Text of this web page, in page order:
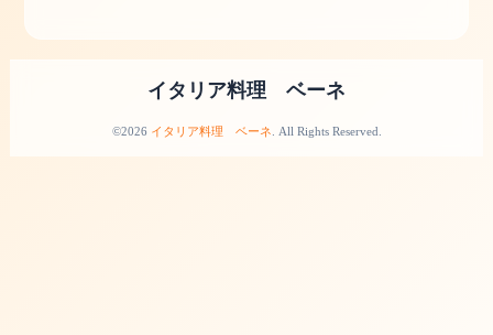
イタリア料理 ベーネ
©2026 イタリア料理 ベーネ . All Rights Reserved.